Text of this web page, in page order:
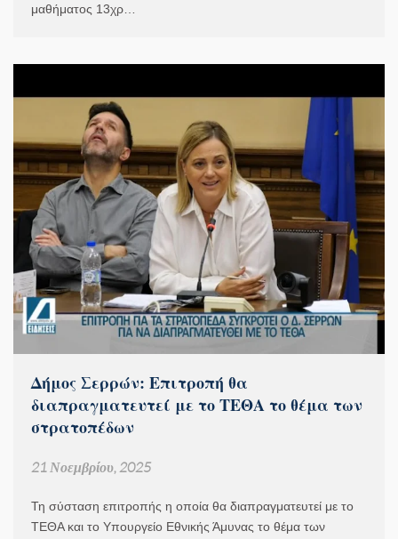
μαθήματος 13χρ…
Δήμος Σερρών: Επιτροπή θα
διαπραγματευτεί με το ΤΕΘΑ το θέμα των
στρατοπέδων
21 Νοεμβρίου, 2025
Τη σύσταση επιτροπής η οποία θα διαπραγματευτεί με το
ΤΕΘΑ και το Υπουργείο Εθνικής Άμυνας το θέμα των